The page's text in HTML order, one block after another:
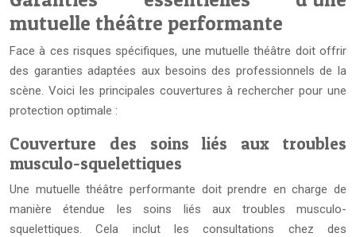
mutuelle théâtre performante
Face à ces risques spécifiques, une mutuelle théâtre doit offrir
des garanties adaptées aux besoins des professionnels de la
scène. Voici les principales couvertures à rechercher pour une
protection optimale :
Couverture des soins liés aux troubles
musculo-squelettiques
Une mutuelle théâtre performante doit prendre en charge de
manière étendue les soins liés aux troubles musculo-
squelettiques. Cela inclut les consultations chez des